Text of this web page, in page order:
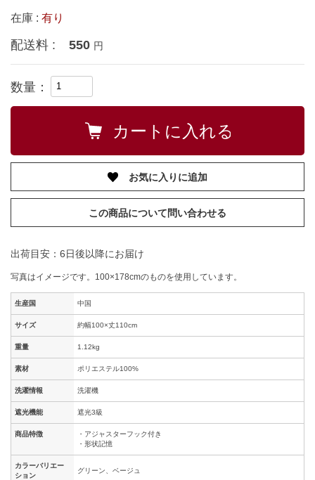
在庫 : 有り
配送料 : 550 円
数量：
お気に入りに追加
この商品について問い合わせる
出荷目安：6日後以降にお届け
写真はイメージです。100×178cmのものを使用しています。
生産国 中国
サイズ 約幅100×丈110cm
重量 1.12kg
素材 ポリエステル100%
洗濯情報 洗濯機
遮光機能 遮光3級
商品特徴
・アジャスターフック付き
・形状記憶
カラーバリエー
ション
グリーン、ベージュ